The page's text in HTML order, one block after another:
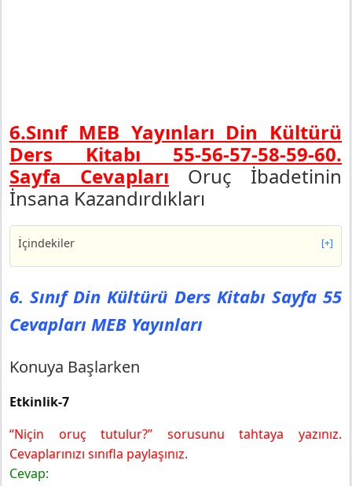
6.Sınıf MEB Yayınları Din Kültürü
Ders Kitabı 55-56-57-58-59-60.
Sayfa Cevapları Oruç İbadetinin
İnsana Kazandırdıkları
İçindekiler [+]
6. Sınıf Din Kültürü Ders Kitabı Sayfa 55 Cevapları MEB
Yayınları
Konuya Başlarken
Değerlendirme
Yayınları
6. Sınıf Din Kültürü Ders Kitabı Sayfa 57 Cevapları MEB
Bulmaca Çözelim
6. Sınıf Din Kültürü Ders Kitabı Sayfa 58-59 Cevapları
MEB Yayınları
6. Sınıf Din Kültürü Ders Kitabı Sayfa 55
Cevapları MEB Yayınları
Konuya Başlarken
Etkinlik-7
“Niçin oruç tutulur?” sorusunu tahtaya yazınız.
Cevaplarınızı sınıfla paylaşınız.
Cevap: